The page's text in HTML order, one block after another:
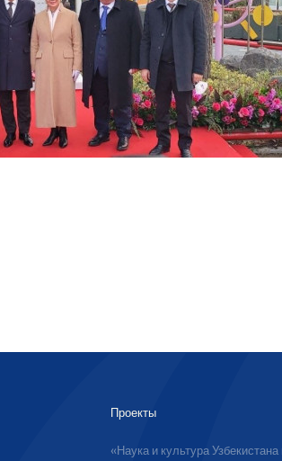
Проекты
«Наука и культура Узбекистана